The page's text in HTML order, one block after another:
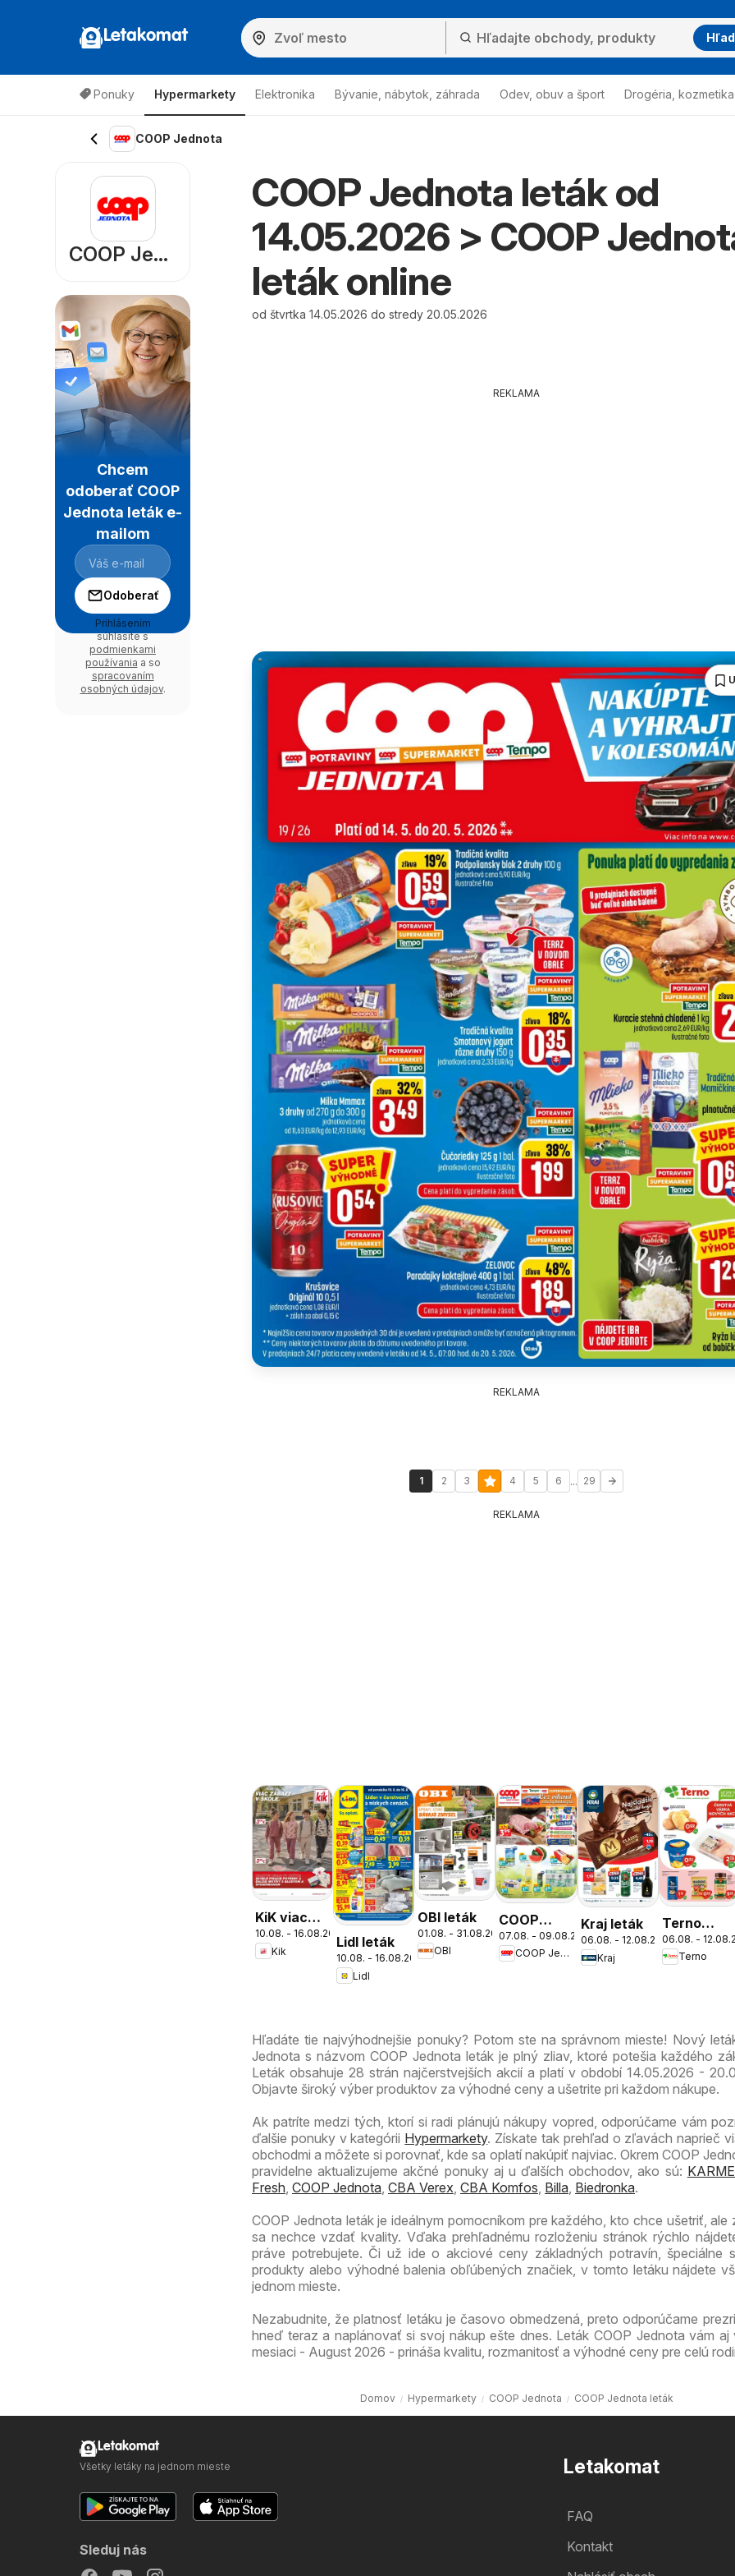
Letakomat
Ponuky Hypermarkety Elektronika Bývanie, nábytok, záhrada Odev, obuv a šport Drogéria, kozmetika
COOP Jednota
COOP Jednota leták od
14.05.2026 > COOP
leták online
od štvrtka 14.05.2026 do stredy 20.05.2026
REKLAMA
REKLAMA
1 2 3 4 5 6 ... 29
REKLAMA
KiK viac
zábavy v
škole
10.08. - 16.08.2026
Kik
Lidl leták
10.08. - 16.08.2026
Lidl
OBI leták
01.08. - 31.08.2026
OBI
COOP
Jednota
cez víkend
07.08. - 09.08.2026
COOP Jednota
Kraj leták
06.08. - 12.08.2026
Kraj
Terno
leták
06.08. -
Terno
Hľadáte tie najvýhodnejšie ponuky? Potom ste na správnom mieste! Nový
Jednota s názvom COOP Jednota leták je plný zliav, ktoré potešia každého
Leták obsahuje 28 strán najčerstvejších akcií a platí v období 14.05.2026 -
Objavte široký výber produktov za výhodné ceny a ušetrite pri každom nákupe.
Ak patríte medzi tých, ktorí si radi plánujú nákupy vopred, odporúčame vám
ďalšie ponuky v kategórii Hypermarkety. Získate tak prehľad o zľavách naprieč
obchodmi a môžete si porovnať, kde sa oplatí nakúpiť najviac. Okrem COOP
pravidelne aktualizujeme akčné ponuky aj u ďalších obchodov, ako sú:
Fresh, COOP Jednota, CBA Verex, CBA Komfos, Billa, Biedronka.
COOP Jednota leták je ideálnym pomocníkom pre každého, kto chce ušetriť, ale
sa nechce vzdať kvality. Vďaka prehľadnému rozloženiu stránok rýchlo
práve potrebujete. Či už ide o akciové ceny základných potravín, špeciálne
produkty alebo výhodné balenia obľúbených značiek, v tomto letáku nájdete
jednom mieste.
Nezabudnite, že platnosť letáku je časovo obmedzená, preto odporúčame
hneď teraz a naplánovať si svoj nákup ešte dnes. Leták COOP Jednota vám aj
mesiaci - August 2026 - prináša kvalitu, rozmanitosť a výhodné ceny pre celú
Domov Hypermarkety COOP Jednota COOP Jednota leták
COOP Jednota
Chcem
odoberať COOP
Jednota leták e-
mailom
Odoberať
Prihlásením
súhlasíte s
podmienkami
používania a so
spracovaním
osobných údajov.
Letakomat
FAQ
Kontakt
Letakomat
Všetky letáky na jednom mieste
Sleduj nás